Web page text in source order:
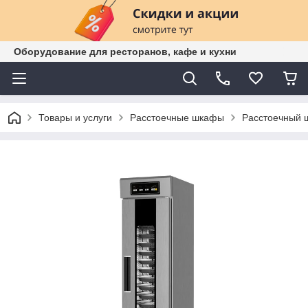
Оборудование для ресторанов, кафе и кухни
Товары и услуги Расстоечные шкафы Расстоечный